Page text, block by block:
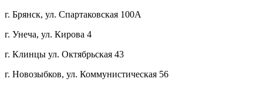
г. Брянск, ул. Спартаковская 100А
г. Унеча, ул. Кирова 4
г. Клинцы ул. Октябрьская 43
г. Новозыбков, ул. Коммунистическая 56